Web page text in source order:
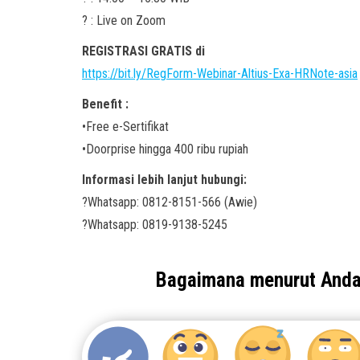
? : Live on Zoom
REGISTRASI GRATIS di
https://bit.ly/RegForm-Webinar-Altius-Exa-HRNote-asia
Benefit :
•Free e-Sertifikat
•Doorprise hingga 400 ribu rupiah
Informasi lebih lanjut hubungi:
?Whatsapp: 0812-8151-566 (Awie)
?Whatsapp: 0819-9138-5245
Bagaimana menurut